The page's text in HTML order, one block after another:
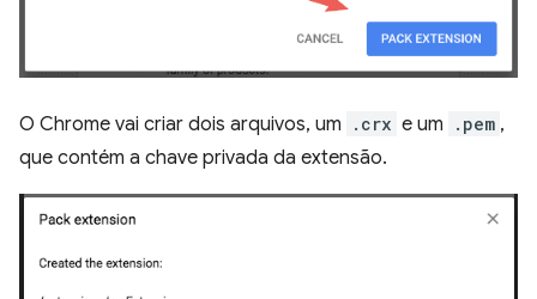
O Chrome vai criar dois arquivos, um .crx e um .pem ,
que contém a chave privada da extensão.